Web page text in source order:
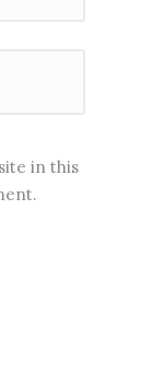
in this